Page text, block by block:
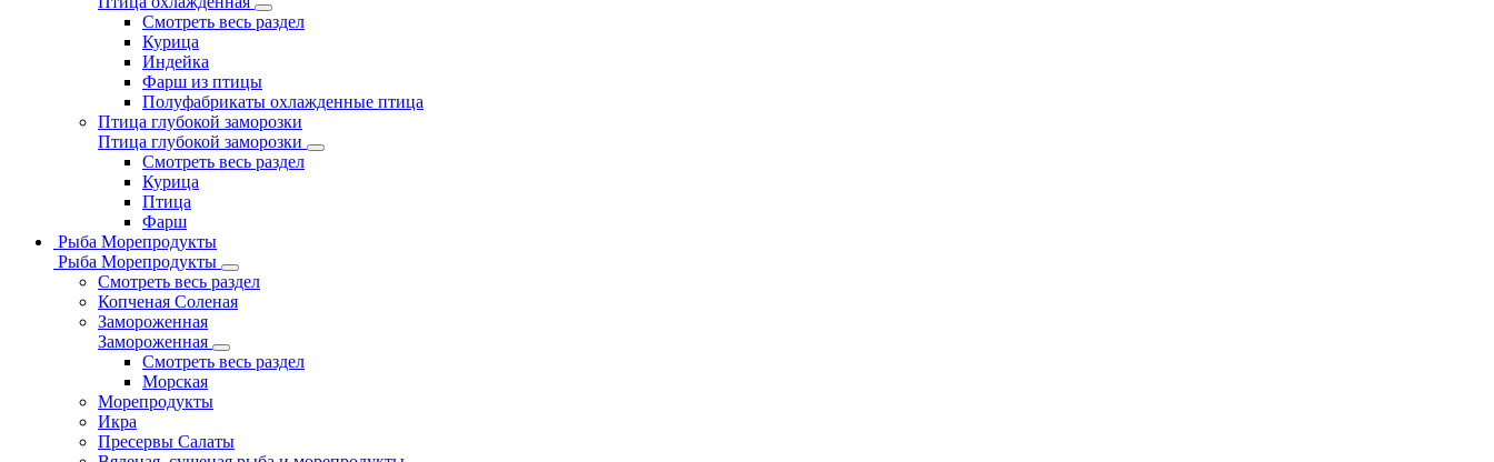
Смотреть весь раздел
Курица
Индейка
Фарш из птицы
Полуфабрикаты охлажденные птица
Птица глубокой заморозки
Птица глубокой заморозки
Смотреть весь раздел
Курица
Птица
Фарш
Рыба Морепродукты
Рыба Морепродукты
Смотреть весь раздел
Копченая Соленая
Замороженная
Замороженная
Смотреть весь раздел
Морская
Морепродукты
Икра
Пресервы Салаты